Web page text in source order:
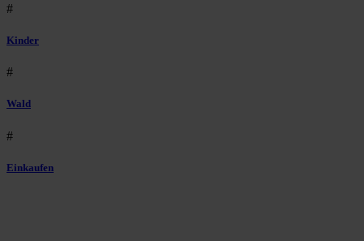
#
Kinder
#
Wald
#
Einkaufen